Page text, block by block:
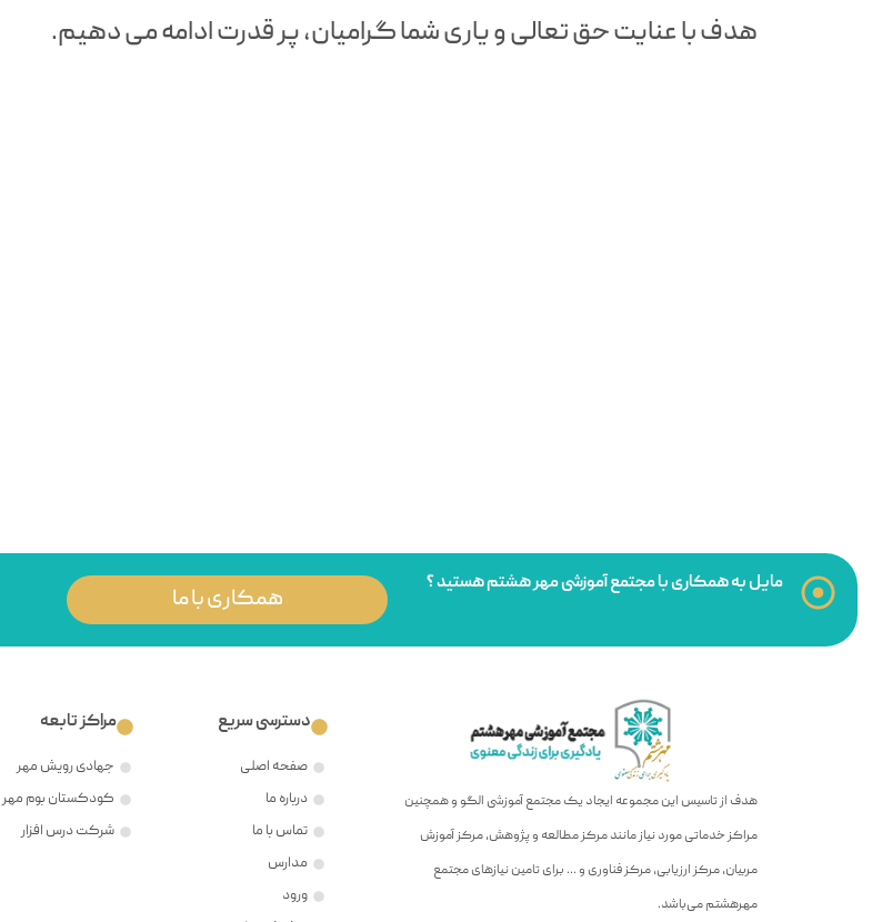
هدف با عنایت حق تعالی و یاری شما گرامیان، پر قدرت ادامه می دهیم.
مایل به همکاری با مجتمع آموزشی مهر هشتم هستید ؟
همکاری با ما
هدف از تاسیس این مجموعه ایجاد یک مجتمع آموزشی الگو و همچنین
مراکز خدماتی مورد نیاز مانند مرکز مطالعه و پژوهش، مرکز آموزش
مربیان، مرکز ارزیابی، مرکز فناوری و … برای تامین نیازهای مجتمع
مهرهشتم می‌باشد.
دسترسی سریع
صفحه اصلی
درباره ما
تماس با ما
مدارس
ورود
مراکز تابعه
جهادی رویش مهر
کودکستان بوم مهر
شرکت درس افزار